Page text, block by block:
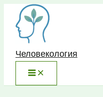
Перейти
содержимому
Человекология